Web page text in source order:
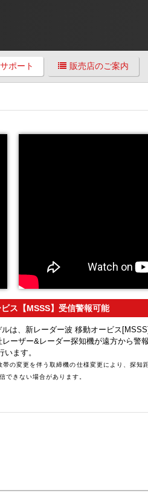
サポート 販売店のご案内
ス【MSSS】受信警報可能
は、新レーダー波 移動オービス
ーザー&レーダー探知機が遠方から警
います。
の変更を伴う取締機の仕様変更により、探知
できない場合があります。